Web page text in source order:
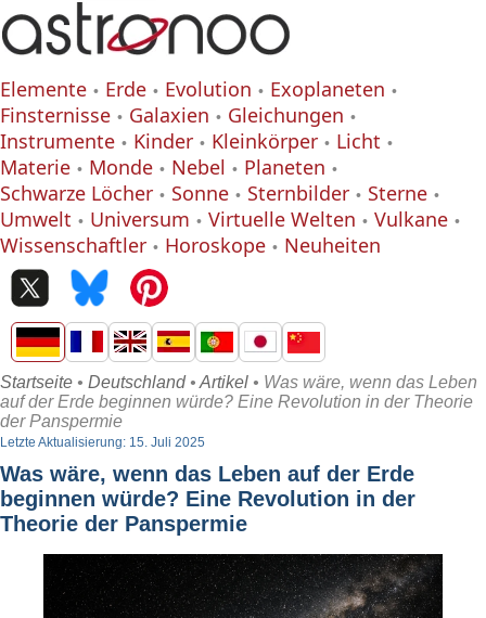
Elemente Erde Evolution
Exoplaneten
Finsternisse
Galaxien
Gleichungen
Instrumente
Kinder Kleinkörper
Licht
Materie
Monde Nebel
Planeten
Schwarze Löcher
Sonne Sternbilder
Sterne
Umwelt
Universum Virtuelle Welten
Vulkane
Wissenschaftler
Horoskope Neuheiten
Startseite • Deutschland• Artikel • Was wäre, wenn das Leben
auf der Erde beginnen würde? Eine Revolution in der Theorie
der Panspermie
Letzte Aktualisierung: 15. Juli 2025
Was wäre, wenn das Leben auf der Erde
beginnen würde? Eine Revolution in der
Theorie der Panspermie